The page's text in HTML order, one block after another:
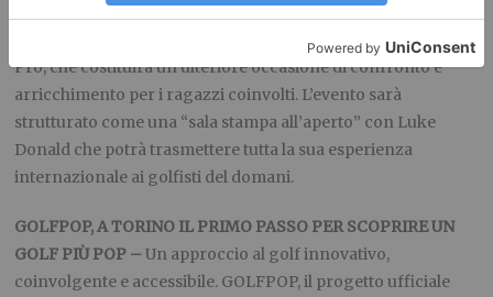
atleti, individuati secondo criterio territoriale. Al termine
della clinic seguirà anche un momento di Q&A con alcuni
Pro, che costituirà un’ulteriore occasione di confronto e
arricchimento per i ragazzi coinvolti. L’evento sarà
strutturato come una “sala stampa all’aperto” con Luke
Donald che potrà trasmettere tutta la sua esperienza
internazionale ai golfisti del domani.
GOLFPOP, A TORINO IL PRIMO PASSO PER SCOPRIRE UN
GOLF PIÙ POP –Un approccio al golf innovativo,
coinvolgente e accessibile. GOLFPOP, il progetto ufficiale